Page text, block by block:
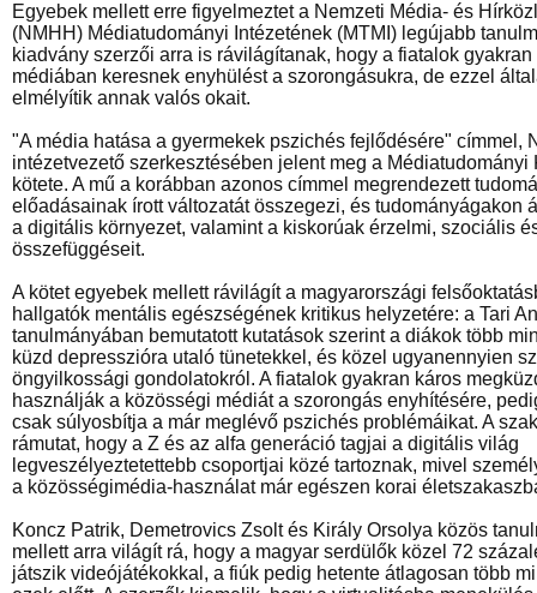
Egyebek mellett erre figyelmeztet a Nemzeti Média- és
(NMHH) Médiatudományi Intézetének (MTMI) legújabb
kiadvány szerzői arra is rávilágítanak, hogy a fiatalok
médiában keresnek enyhülést a szorongásukra, de ezzel
elmélyítik annak valós okait.
"A média hatása a gyermekek pszichés fejlődésére" címmel,
intézetvezető szerkesztésében jelent meg a Médiatudományi
kötete. A mű a korábban azonos címmel megrendezett
előadásainak írott változatát összegezi, és tudományágakon
a digitális környezet, valamint a kiskorúak érzelmi, szociális
összefüggéseit.
A kötet egyebek mellett rávilágít a magyarországi
hallgatók mentális egészségének kritikus helyzetére: a Tari
tanulmányában bemutatott kutatások szerint a diákok több
küzd depresszióra utaló tünetekkel, és közel ugyanennyien
öngyilkossági gondolatokról. A fiatalok gyakran káros
használják a közösségi médiát a szorongás enyhítésére,
csak súlyosbítja a már meglévő pszichés problémáikat. A
rámutat, hogy a Z és az alfa generáció tagjai a digitális világ
legveszélyeztetettebb csoportjai közé tartoznak, mivel
a közösségimédia-használat már egészen korai
Koncz Patrik, Demetrovics Zsolt és Király Orsolya közös
mellett arra világít rá, hogy a magyar serdülők közel 72
játszik videójátékokkal, a fiúk pedig hetente átlagosan több